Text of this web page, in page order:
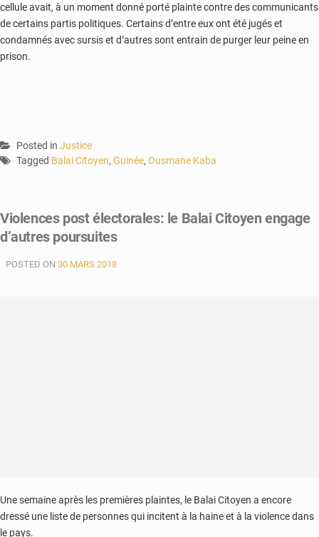
cellule avait, à un moment donné porté plainte contre des communicants
de certains partis politiques. Certains d’entre eux ont été jugés et
condamnés avec sursis et d’autres sont entrain de purger leur peine en
prison.
Posted in Justice
Tagged Balai Citoyen, Guinée, Ousmane Kaba
Violences post électorales: le Balai Citoyen engage
d’autres poursuites
POSTED ON 30 MARS 2018
Une semaine après les premières plaintes, le Balai Citoyen a encore
dressé une liste de personnes qui incitent à la haine et à la violence dans
le pays.